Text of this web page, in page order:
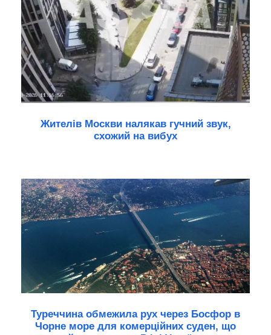
Жителів Москви налякав гучний звук,
схожий на вибух
Туреччина обмежила рух через Босфор в
Чорне море для комерційних суден, що